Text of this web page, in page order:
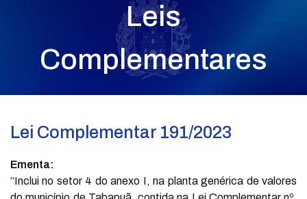
Leis
Complementares
Lei Complementar 191/2023
Ementa:
“Inclui no setor 4 do anexo I, na planta genérica de valores